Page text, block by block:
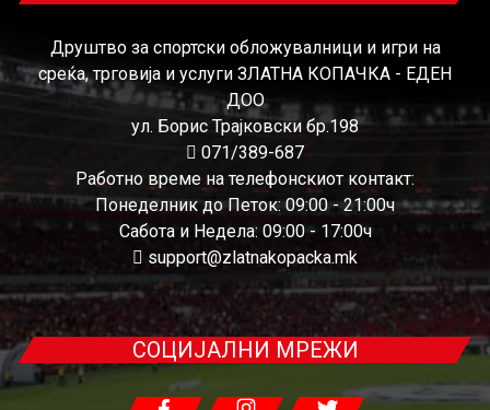
Друштво за спортски обложувалници и игри на
среќа, трговија и услуги ЗЛАТНА КОПАЧКА - ЕДЕН
ДОО
ул. Борис Трајковски бр.198
071/389-687
Работно време на телефонскиот контакт:
Понеделник до Петок: 09:00 - 21:00ч
Сабота и Недела: 09:00 - 17:00ч
support@zlatnakopacka.mk
СОЦИЈАЛНИ МРЕЖИ